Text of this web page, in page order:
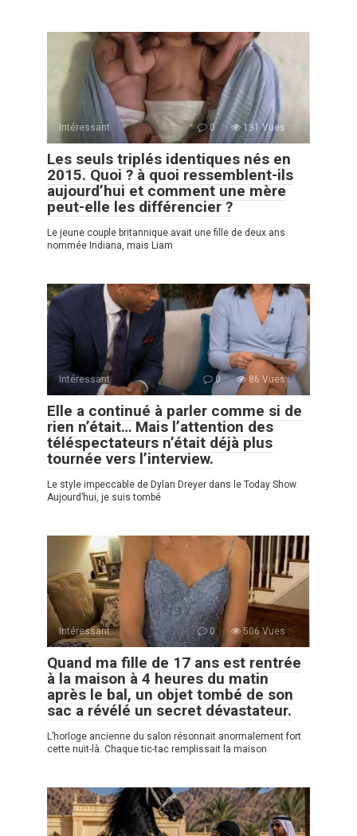
Intéressant 0 131 Vues :
Les seuls triplés identiques nés en
2015. Quoi ? à quoi ressemblent-ils
aujourd’hui et comment une mère
peut-elle les différencier ?
Le jeune couple britannique avait une fille de deux ans
nommée Indiana, mais Liam
Intéressant 0 86 Vues :
Elle a continué à parler comme si de
rien n’était… Mais l’attention des
téléspectateurs n’était déjà plus
tournée vers l’interview.
Le style impeccable de Dylan Dreyer dans le Today Show
Aujourd’hui, je suis tombé
Intéressant 0 506 Vues :
Quand ma fille de 17 ans est rentrée
à la maison à 4 heures du matin
après le bal, un objet tombé de son
sac a révélé un secret dévastateur.
L’horloge ancienne du salon résonnait anormalement fort
cette nuit-là. Chaque tic-tac remplissait la maison